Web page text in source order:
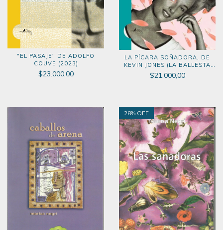
"EL PASAJE" DE ADOLFO
COUVE (2023)
$23.000,00
LA PÍCARA SOÑADORA, DE
KEVIN JONES (LA BALLESTA
MAGNÍFICA, 2023)
$21.000,00
28% OFF